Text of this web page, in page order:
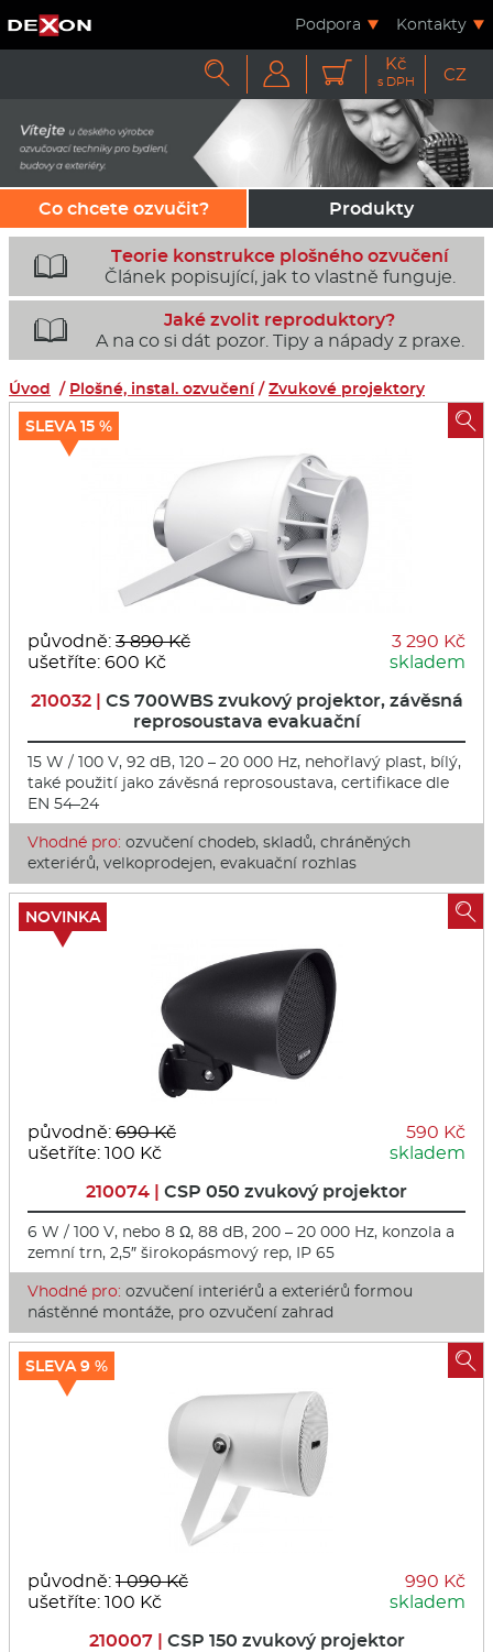
Podpora Kontakty
   Kč
s DPH CZ
Co chcete ozvučit? Produkty

Teorie konstrukce plošného ozvučení
Článek popisující, jak to vlastně funguje.

Jaké zvolit reproduktory?
A na co si dát pozor. Tipy a nápady z praxe.
Úvod / Plošné, instal. ozvučení/Zvukové projektory
původně: 3 890 Kč
ušetříte: 600 Kč
3 290 Kč
skladem
210032 | CS 700WBS zvukový projektor, závěsná
reprosoustava evakuační
15 W / 100 V, 92 dB, 120 – 20 000 Hz, nehořlavý plast, bílý,
také použití jako závěsná reprosoustava, certifikace dle
EN 54–24
Vhodné pro: ozvučení chodeb, skladů, chráněných
exteriérů, velkoprodejen, evakuační rozhlas
SLEVA 15 % 
původně: 690 Kč
ušetříte: 100 Kč
590 Kč
skladem
210074 | CSP 050 zvukový projektor
6 W / 100 V, nebo 8 Ω, 88 dB, 200 – 20 000 Hz, konzola a
zemní trn, 2,5″ širokopásmový rep, IP 65
Vhodné pro: ozvučení interiérů a exteriérů formou
nástěnné montáže, pro ozvučení zahrad
NOVINKA 
původně: 1 090 Kč
ušetříte: 100 Kč
990 Kč
skladem
210007 | CSP 150 zvukový projektor
SLEVA 9 % 